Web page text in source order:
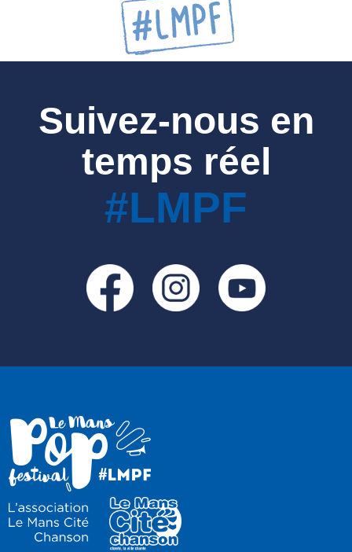
Suivez-nous en
temps réel
#LMPF